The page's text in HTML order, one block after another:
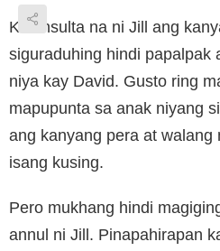
Kinonsulta na ni Jill ang
siguraduhing hindi papalpak
niya kay David. Gusto ring
mapupunta sa anak niyang
ang kanyang pera at walang
isang kusing.
Pero mukhang hindi
annul ni Jill. Pinapahirapan